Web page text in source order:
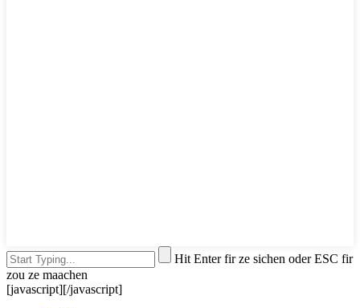
Hit Enter fir ze sichen oder ESC fir
zou ze maachen
[javascript][/javascript]